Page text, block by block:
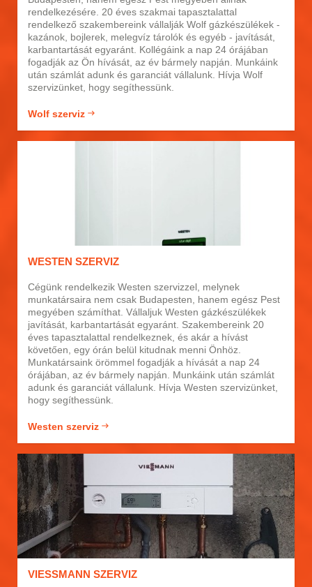
rendelkezésére. 20 éves szakmai tapasztalattal
rendelkező szakembereink vállalják Wolf gázkészülékek -
kazánok, bojlerek, melegvíz tárolók és egyéb - javítását,
karbantartását egyaránt. Kollégáink a nap 24 órájában
fogadják az Ön hívását, az év bármely napján. Munkáink
után számlát adunk és garanciát vállalunk. Hívja Wolf
szervizünket, hogy segíthessünk.
Wolf szerviz
WESTEN SZERVIZ
Cégünk rendelkezik Westen szervizzel, melynek
munkatársaira nem csak Budapesten, hanem egész Pest
megyében számíthat. Vállaljuk Westen gázkészülékek
javítását, karbantartását egyaránt. Szakembereink 20
éves tapasztalattal rendelkeznek, és akár a hívást
követően, egy órán belül kitudnak menni Önhöz.
Munkatársaink örömmel fogadják a hívását a nap 24
órájában, az év bármely napján. Munkáink után számlát
adunk és garanciát vállalunk. Hívja Westen szervizünket,
hogy segíthessünk.
Westen szerviz
VIESSMANN SZERVIZ